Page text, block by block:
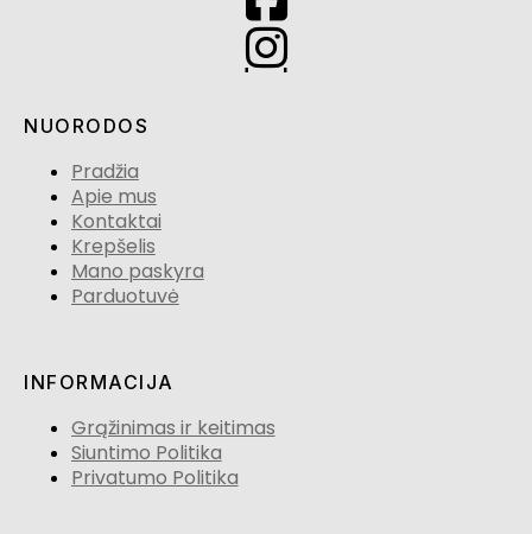
NUORODOS
Pradžia
Apie mus
Kontaktai
Krepšelis
Mano paskyra
Parduotuvė
INFORMACIJA
Grąžinimas ir keitimas
Siuntimo Politika
Privatumo Politika